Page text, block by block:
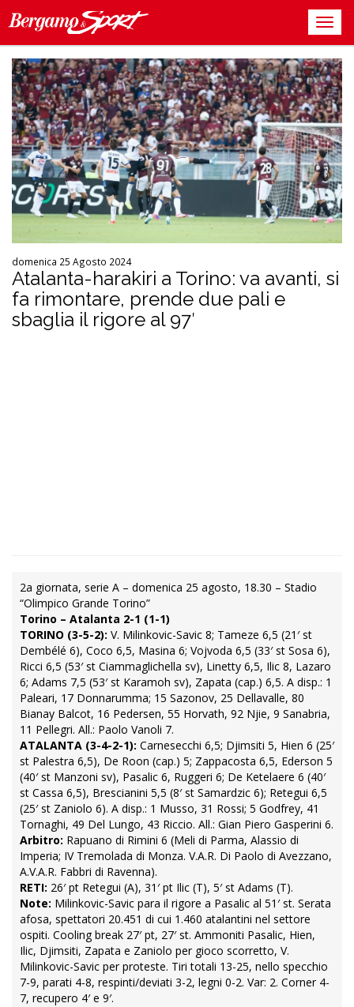
domenica 25 Agosto 2024
Atalanta-harakiri a Torino: va avanti, si
fa rimontare, prende due pali e
sbaglia il rigore al 97′
2a giornata, serie A – domenica 25 agosto, 18.30 – Stadio
“Olimpico Grande Torino”
Torino – Atalanta 2-1 (1-1)
TORINO (3-5-2): V. Milinkovic-Savic 8; Tameze 6,5 (21′ st
Dembélé 6), Coco 6,5, Masina 6; Vojvoda 6,5 (33′ st Sosa 6),
Ricci 6,5 (53′ st Ciammaglichella sv), Linetty 6,5, Ilic 8, Lazaro
6; Adams 7,5 (53′ st Karamoh sv), Zapata (cap.) 6,5. A disp.: 1
Paleari, 17 Donnarumma; 15 Sazonov, 25 Dellavalle, 80
Bianay Balcot, 16 Pedersen, 55 Horvath, 92 Njie, 9 Sanabria,
11 Pellegri. All.: Paolo Vanoli 7.
ATALANTA (3-4-2-1): Carnesecchi 6,5; Djimsiti 5, Hien 6 (25′
st Palestra 6,5), De Roon (cap.) 5; Zappacosta 6,5, Ederson 5
(40′ st Manzoni sv), Pasalic 6, Ruggeri 6; De Ketelaere 6 (40′
st Cassa 6,5), Brescianini 5,5 (8′ st Samardzic 6); Retegui 6,5
(25′ st Zaniolo 6). A disp.: 1 Musso, 31 Rossi; 5 Godfrey, 41
Tornaghi, 49 Del Lungo, 43 Riccio. All.: Gian Piero Gasperini 6.
Arbitro: Rapuano di Rimini 6 (Meli di Parma, Alassio di
Imperia; IV Tremolada di Monza. V.A.R. Di Paolo di Avezzano,
A.V.A.R. Fabbri di Ravenna).
RETI: 26′ pt Retegui (A), 31′ pt Ilic (T), 5′ st Adams (T).
Note: Milinkovic-Savic para il rigore a Pasalic al 51′ st. Serata
afosa, spettatori 20.451 di cui 1.460 atalantini nel settore
ospiti. Cooling break 27′ pt, 27′ st. Ammoniti Pasalic, Hien,
Ilic, Djimsiti, Zapata e Zaniolo per gioco scorretto, V.
Milinkovic-Savic per proteste. Tiri totali 13-25, nello specchio
7-9, parati 4-8, respinti/deviati 3-2, legni 0-2. Var: 2. Corner 4-
7, recupero 4′ e 9′.